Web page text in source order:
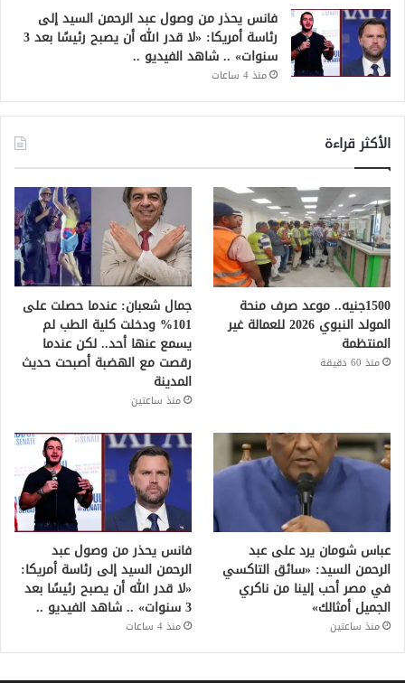
فانس يحذر من وصول عبد الرحمن السيد إلى
رئاسة أمريكا: «لا قدر الله أن يصبح رئيسًا بعد 3
سنوات» .. شاهد الفيديو ..
منذ 4 ساعات
الأكثر قراءة
1500جنيه.. موعد صرف منحة
المولد النبوي 2026 للعمالة غير
المنتظمة
منذ 60 دقيقة
جمال شعبان: عندما حصلت على
101% ودخلت كلية الطب لم
يسمع عنها أحد.. لكن عندما
رقصت مع الهضبة أصبحت حديث
المدينة
منذ ساعتين
عباس شومان يرد على عبد
الرحمن السيد: «سائق التاكسي
في مصر أحب إلينا من ناكري
الجميل أمثالك»
منذ ساعتين
فانس يحذر من وصول عبد
الرحمن السيد إلى رئاسة أمريكا:
«لا قدر الله أن يصبح رئيسًا بعد
3 سنوات» .. شاهد الفيديو ..
منذ 4 ساعات